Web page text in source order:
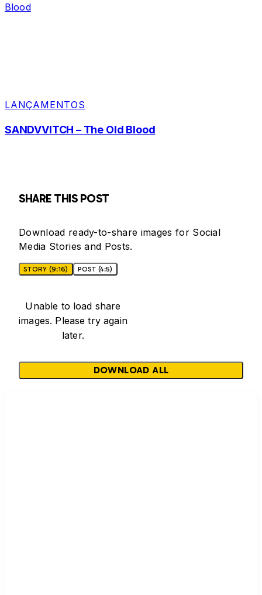
LANÇAMENTOS
SANDVVITCH – The Old Blood
SHARE THIS POST
Download ready-to-share images for Social
Media Stories and Posts.
STORY (9:16) POST (4:5)
Unable to load share
images. Please try again
later.
DOWNLOAD ALL